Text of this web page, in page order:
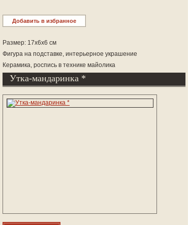
Добавить в избранное
Размер: 17х6х6 см
Фигура на подставке, интерьерное украшение
Керамика, роспись в технике майолика
Утка-мандаринка *